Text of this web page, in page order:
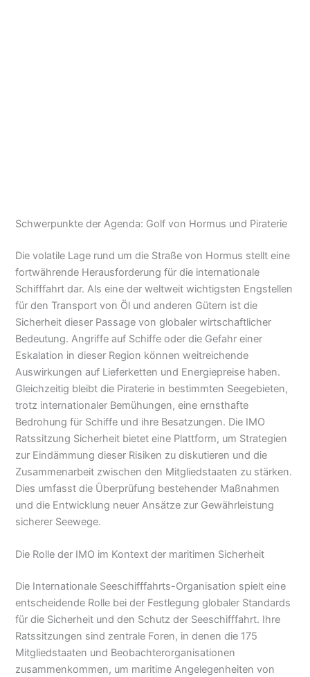
Schwerpunkte der Agenda: Golf von Hormus und Piraterie
Die volatile Lage rund um die Straße von Hormus stellt eine
fortwährende Herausforderung für die internationale
Schifffahrt dar. Als eine der weltweit wichtigsten Engstellen
für den Transport von Öl und anderen Gütern ist die
Sicherheit dieser Passage von globaler wirtschaftlicher
Bedeutung. Angriffe auf Schiffe oder die Gefahr einer
Eskalation in dieser Region können weitreichende
Auswirkungen auf Lieferketten und Energiepreise haben.
Gleichzeitig bleibt die Piraterie in bestimmten Seegebieten,
trotz internationaler Bemühungen, eine ernsthafte
Bedrohung für Schiffe und ihre Besatzungen. Die IMO
Ratssitzung Sicherheit bietet eine Plattform, um Strategien
zur Eindämmung dieser Risiken zu diskutieren und die
Zusammenarbeit zwischen den Mitgliedstaaten zu stärken.
Dies umfasst die Überprüfung bestehender Maßnahmen
und die Entwicklung neuer Ansätze zur Gewährleistung
sicherer Seewege.
Die Rolle der IMO im Kontext der maritimen Sicherheit
Die Internationale Seeschifffahrts-Organisation spielt eine
entscheidende Rolle bei der Festlegung globaler Standards
für die Sicherheit und den Schutz der Seeschifffahrt. Ihre
Ratssitzungen sind zentrale Foren, in denen die 175
Mitgliedstaaten und Beobachterorganisationen
zusammenkommen, um maritime Angelegenheiten von